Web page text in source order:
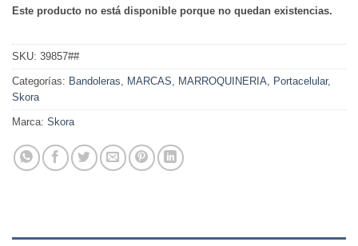
Este producto no está disponible porque no quedan existencias.
SKU: 39857##
Categorías: Bandoleras, MARCAS, MARROQUINERIA, Portacelular,
Skora
Marca: Skora